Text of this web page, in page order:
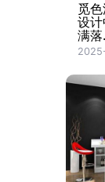
觅
设
满